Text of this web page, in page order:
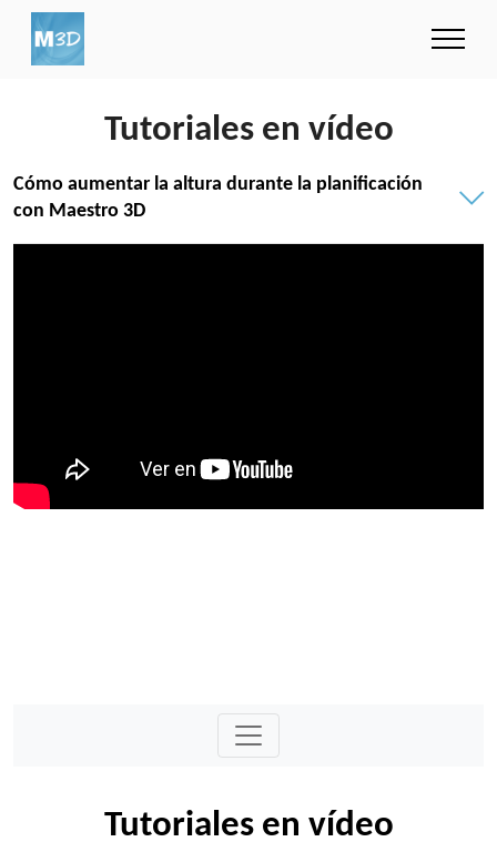
Tutoriales en vídeo
Cómo aumentar la altura durante la planificación
con Maestro 3D
Tutoriales en vídeo